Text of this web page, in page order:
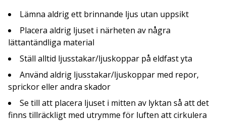
Lämna aldrig ett brinnande ljus utan uppsikt
Placera aldrig ljuset i närheten av några
lättantändliga material
Ställ alltid ljusstakar/ljuskoppar på eldfast yta
Använd aldrig ljusstakar/ljuskoppar med repor,
sprickor eller andra skador
Se till att placera ljuset i mitten av lyktan så att det
finns tillräckligt med utrymme för luften att cirkulera